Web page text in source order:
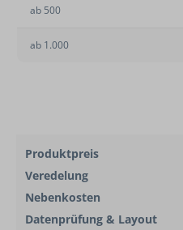
ab 500
ab 1.000
Produktpreis
Veredelung
Nebenkosten
Datenprüfung & Layout